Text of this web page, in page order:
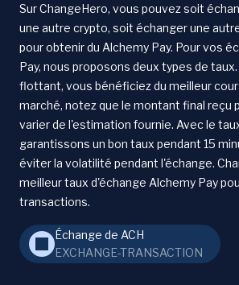
Sur ChangeHero, vous pouvez soit
une autre crypto, soit échanger une
pour obtenir du Alchemy Pay. Pour vos
Pay, nous proposons deux types de
flottant, vous bénéficiez du meilleur
marché, notez que le montant final reçu
varier de l'estimation fournie. Avec le
garantissons un bon taux pendant 15
éviter la volatilité pendant l'échange.
meilleur taux d'échange Alchemy Pay
transactions.
Échange de ACH
EXCHANGE-TRANSACTION